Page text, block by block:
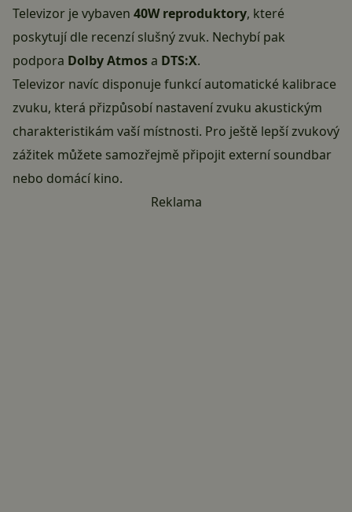
Televizor je vybaven 40W reproduktory, které
poskytují dle recenzí slušný zvuk. Nechybí pak
podpora Dolby Atmosa DTS:X.
Televizor navíc disponuje funkcí automatické kalibrace
zvuku, která přizpůsobí nastavení zvuku akustickým
charakteristikám vaší místnosti. Pro ještě lepší zvukový
zážitek můžete samozřejmě připojit externí soundbar
nebo domácí kino.
Reklama